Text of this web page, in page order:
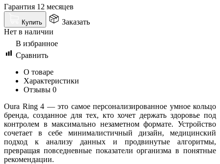
Гарантия 12 месяцев
Купить
Заказать
Нет в наличии
В избранное
Сравнить
О товаре
Характеристики
Отзывы 0
Oura Ring 4 — это самое персонализированное умное кольцо
бренда, созданное для тех, кто хочет держать здоровье под
контролем в максимально незаметном формате. Устройство
сочетает в себе минималистичный дизайн, медицинский
подход к анализу данных и продвинутые алгоритмы,
превращая повседневные показатели организма в понятные
рекомендации.